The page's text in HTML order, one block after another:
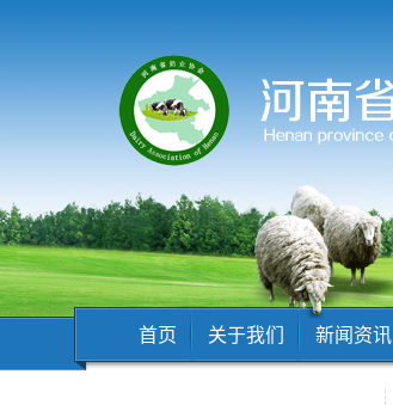
首页 关于我们 新闻资讯